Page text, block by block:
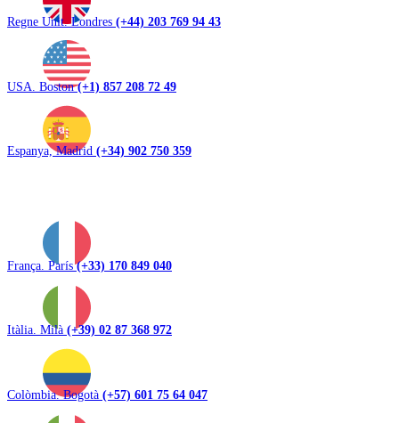
Regne Unit. Londres (+44) 203 769 94 43
USA. Boston(+1) 857 208 72 49
Espanya, Madrid (+34) 902 750 359
França. París(+33) 170 849 040
Itàlia. Milà (+39) 02 87 368 972
Colòmbia. Bogotà (+57) 601 75 64 047